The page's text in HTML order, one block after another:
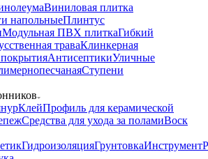
Виниловая плитка
напольныеПлинтус
Модульная ПВХ плиткаГибкий
траваКлинкерная
АнтисептикиУличные
Ступени
КлейПрофиль для керамической
Средства для ухода за поламиВоск
ГидроизоляцияГрунтовкаИнструмент